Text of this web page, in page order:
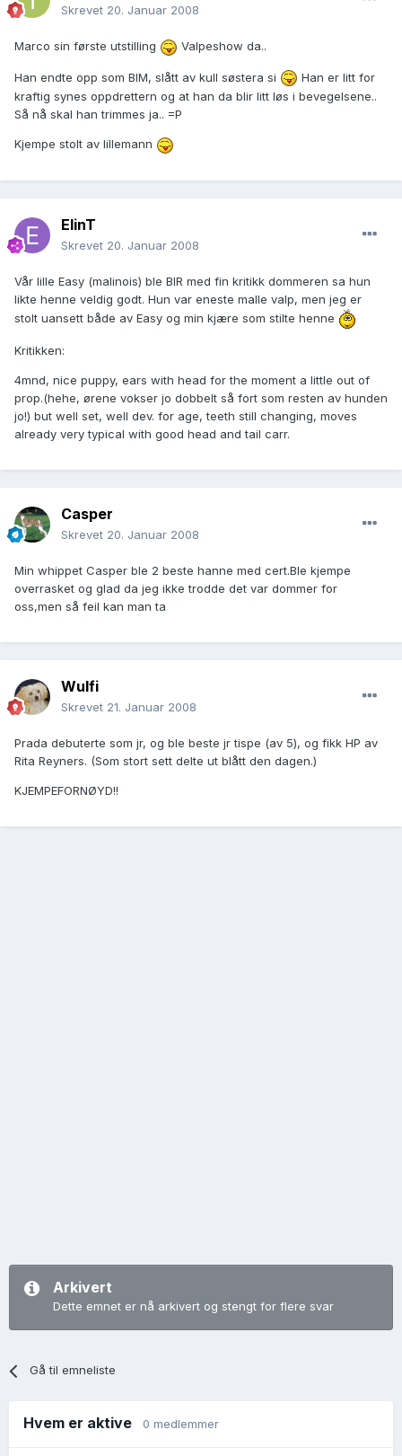
Skrevet 20. Januar 2008
Marco sin første utstilling Valpeshow da..
Han endte opp som BIM, slått av kull søstera si
Han er litt for
kraftig synes oppdrettern og at han da blir litt løs i bevegelsene..
Så nå skal han trimmes ja.. =P
Kjempe stolt av lillemann
ElinT
Skrevet 20. Januar 2008
Vår lille Easy (malinois) ble BIR med fin kritikk dommeren sa hun
likte henne veldig godt. Hun var eneste malle valp, men jeg er
stolt uansett både av Easy og min kjære som stilte henne
Kritikken:
4mnd, nice puppy, ears with head for the moment a little out of
prop.(hehe, ørene vokser jo dobbelt så fort som resten av hunden
jo!) but well set, well dev. for age, teeth still changing, moves
already very typical with good head and tail carr.
Casper
Skrevet 20. Januar 2008
Min whippet Casper ble 2 beste hanne med cert.Ble kjempe
overrasket og glad da jeg ikke trodde det var dommer for
oss,men så feil kan man ta
Wulfi
Skrevet 21. Januar 2008
Prada debuterte som jr, og ble beste jr tispe (av 5), og fikk HP av
Rita Reyners. (Som stort sett delte ut blått den dagen.)
KJEMPEFORNØYD!!
Arkivert
Dette emnet er nå arkivert og stengt for flere svar
Gå til emneliste
Hvem er aktive 0 medlemmer